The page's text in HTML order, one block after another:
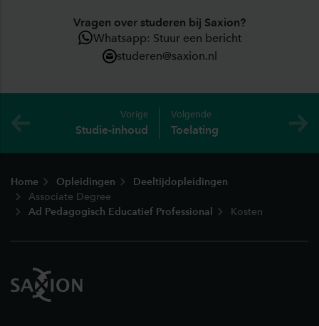
Vragen over studeren bij Saxion?
Whatsapp: Stuur een bericht
studeren@saxion.nl
Vorige
Studie-inhoud
Volgende
Toelating
Home Opleidingen
Deeltijdopleidingen
Associate Degree
Ad Pedagogisch Educatief Professional
Kosten